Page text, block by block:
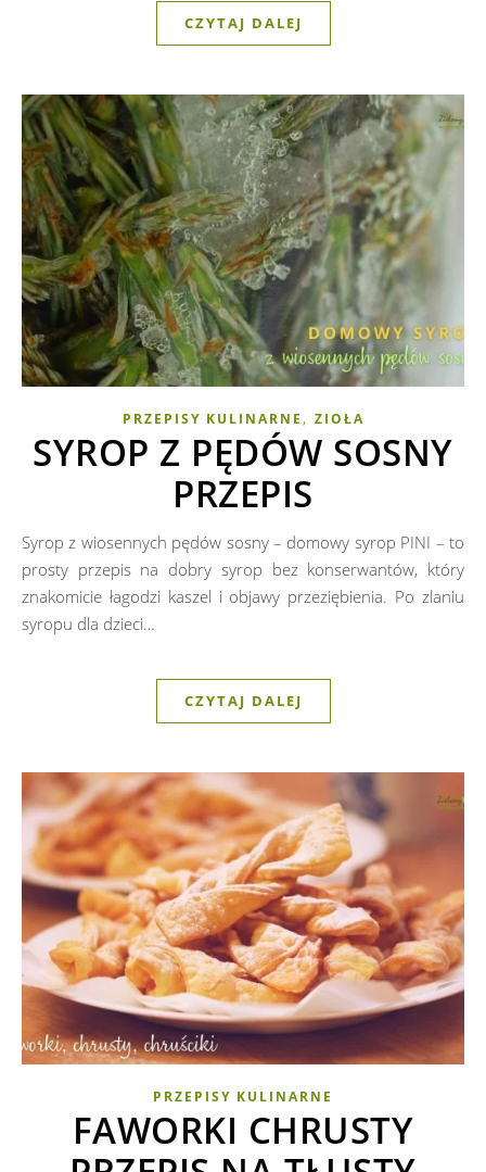
CZYTAJ DALEJ
PRZEPISY KULINARNE , ZIOŁA
SYROP Z PĘDÓW SOSNY
PRZEPIS
Syrop z wiosennych pędów sosny – domowy syrop PINI – to
prosty przepis na dobry syrop bez konserwantów, który
znakomicie łagodzi kaszel i objawy przeziębienia. Po zlaniu
syropu dla dzieci…
CZYTAJ DALEJ
PRZEPISY KULINARNE
FAWORKI CHRUSTY